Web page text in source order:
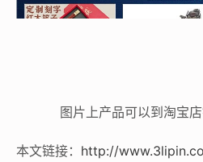
图片上产品可以到淘宝
本文链接： http://